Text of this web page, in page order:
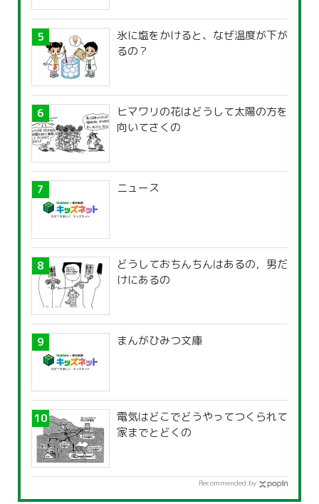
氷に塩をかけると、なぜ温度が下が
るの？
ヒマワリの花はどうして太陽の方を
向いてさくの
ニュース
どうしておちんちんはあるの，男だ
けにあるの
まんがひみつ文庫
電気はどこでどうやってつくられて
家までとどくの
Recommended by